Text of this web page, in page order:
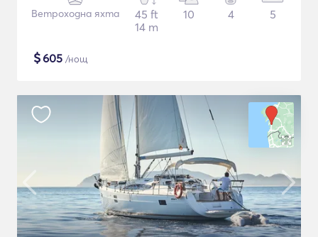
Ветроходна яхта
45 ft
14 m
10 4 5
$605 /нощ